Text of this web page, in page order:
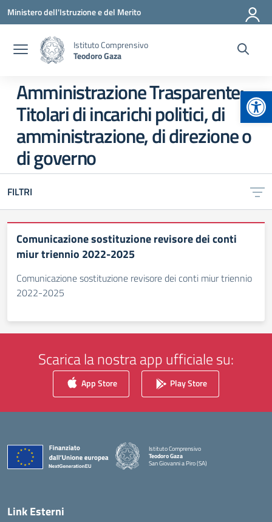
Vai ai contenuti
Vai al menu di navigazione
Vai al footer
Ministero dell'Istruzione e del Merito
Istituto Comprensivo
Teodoro Gaza
Amministrazione Trasparente:
Titolari di incarichi politici, di
amministrazione, di direzione o
di governo
FILTRI
Comunicazione sostituzione revisore dei conti
miur triennio 2022-2025
Comunicazione sostituzione revisore dei conti miur triennio
2022-2025
Scarica la nostra app ufficiale su:
App Store Play Store
Istituto Comprensivo
Teodoro Gaza
San Giovanni a Piro (SA)
Link Esterni